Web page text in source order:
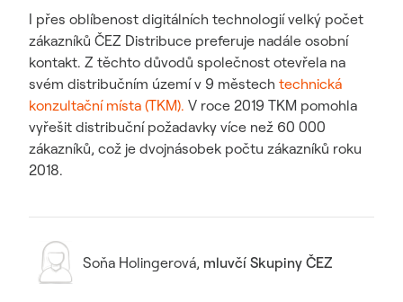
I přes oblíbenost digitálních technologií velký počet
zákazníků ČEZ Distribuce preferuje nadále osobní
kontakt. Z těchto důvodů společnost otevřela na
svém distribučním území v 9 městech technická
konzultační místa (TKM). V roce 2019 TKM pomohla
vyřešit distribuční požadavky více než 60 000
zákazníků, což je dvojnásobek počtu zákazníků roku
2018.
Soňa Holingerová, mluvčí Skupiny ČEZ